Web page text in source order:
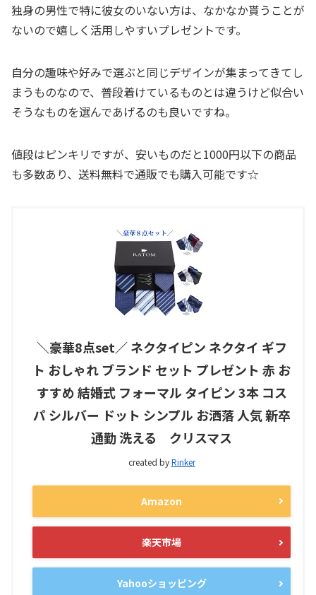
独身の男性で特に彼女のいない方は、なかなか貰うことが
ないので嬉しく活用しやすいプレゼントです。
自分の趣味や好みで選ぶと同じデザインが集まってきてし
まうものなので、普段着けているものとは違うけど似合い
そうなものを選んであげるのも良いですね。
値段はピンキリですが、安いものだと1000円以下の商品
も多数あり、送料無料で通販でも購入可能です☆
＼豪華8点set／ ネクタイピン ネクタイ ギフ
ト おしゃれ ブランド セット プレゼント 赤 お
すすめ 結婚式 フォーマル タイピン 3本 コス
パ シルバー ドット シンプル お洒落 人気 新卒
通勤 洗える クリスマス
created byRinker
Amazon
楽天市場
Yahooショッピング